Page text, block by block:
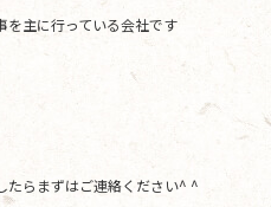
を主に行っている会社です
たらまずはご連絡ください^ ^